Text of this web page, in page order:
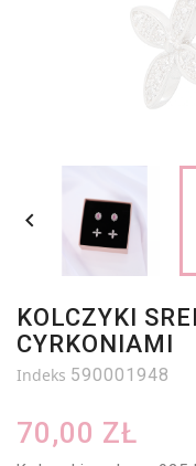

KOLCZYKI
CYRKONIAMI
Indeks 590001948
70,00 ZŁ